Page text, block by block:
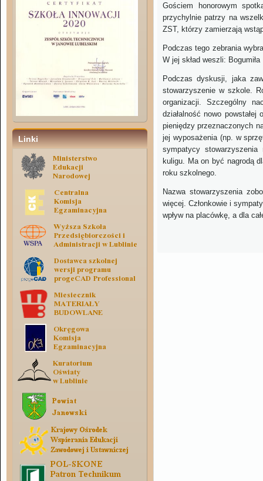
Linki
Gościem honorowym
przychylnie patrzy na
ZST, którzy zamierzają
Podczas tego zebrania
W jej skład weszli:
Podczas dyskusji, jaka
stowarzyszenie w szkole.
organizacji. Szczególny
działalność nowo
pieniędzy przeznaczonych
jej wyposażenia (np. w
sympatycy
kuligu. Ma on być nagrodą
roku szkolnego.
Nazwa stowarzyszenia
więcej. Członkowie i
wpływ na placówkę, a dla